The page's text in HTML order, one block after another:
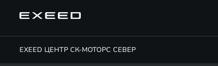
EXEED ЦЕНТР СК-МОТОРС СЕВЕР